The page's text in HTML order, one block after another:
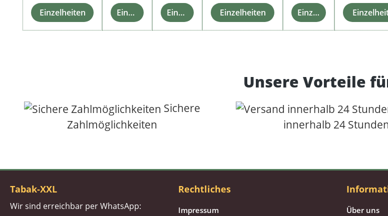
Einzelheiten Einzelheiten Einzelheiten Einzelheiten Einzelheiten
Unsere Vorteile
Sichere
Zahlmöglichkeiten
innerhalb 24
Tabak-XXL
Wir sind erreichbar per WhatsApp:
Rechtliches
Impressum
Über uns